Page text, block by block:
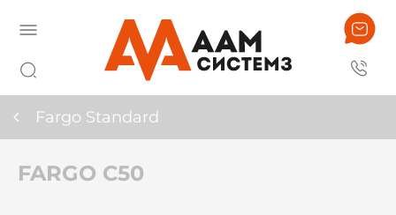
Fargo Standard
FARGO С50